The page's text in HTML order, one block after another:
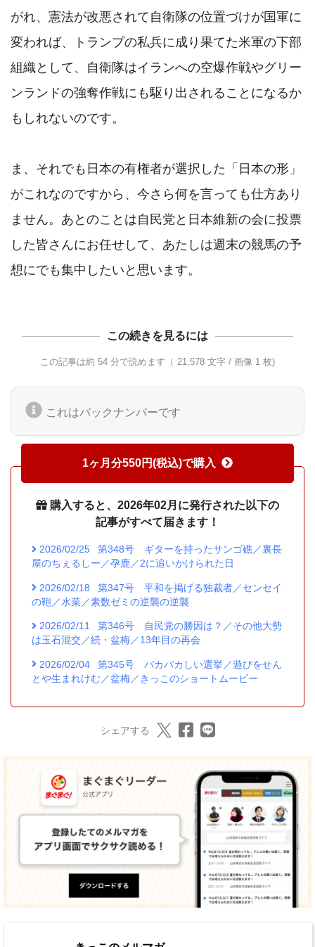
がれ、憲法が改悪されて自衛隊の位置づけが国軍に
変われば、トランプの私兵に成り果てた米軍の下部
組織として、自衛隊はイランへの空爆作戦やグリー
ンランドの強奪作戦にも駆り出されることになるか
もしれないのです。
ま、それでも日本の有権者が選択した「日本の形」
がこれなのですから、今さら何を言っても仕方あり
ません。あとのことは自民党と日本維新の会に投票
した皆さんにお任せして、あたしは週末の競馬の予
想にでも集中したいと思います。
この続きを見るには
この記事は約 54 分で読めます（ 21,578 文字 / 画像 1 枚)
これはバックナンバーです
1ヶ月分550円(税込)で購入
購入すると、2026年02月に発行された以下の
記事がすべて届きます！
2026/02/25
第348号 ギターを持ったサンゴ礁／裏長
屋のちぇるしー／孕鹿／2に追いかけられた日
2026/02/18
第347号 平和を掲げる独裁者／センセイ
の鞄／水菜／素数ゼミの逆襲の逆襲
2026/02/11
第346号 自民党の勝因は？／その他大勢
は玉石混交／続・盆梅／13年目の再会
2026/02/04
第345号 バカバカしい選挙／遊びをせん
とや生まれけむ／盆梅／きっこのショートムービー
シェアする